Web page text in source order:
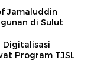
Jamaluddin
di Sulut
Digitalisasi
Program TJSL